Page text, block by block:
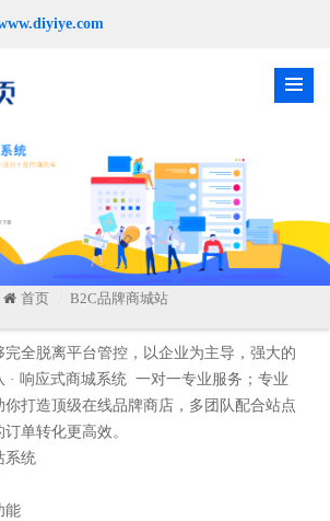
首页 B2C品牌商城站
全脱离平台管控，以企业为主导，强大的
· 响应式商城系统 一对一专业服务；专业
你打造顶级在线品牌商店，多团队配合站点
单转化更高效。
系统
能